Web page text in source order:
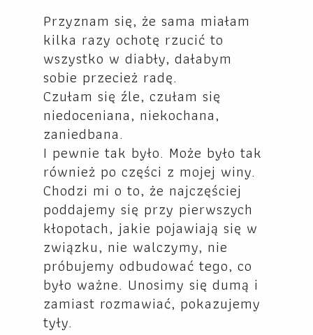
Przyznam się, że sama miałam
kilka razy ochotę rzucić to
wszystko w diabły, dałabym
sobie przecież radę.
Czułam się źle, czułam się
niedoceniana, niekochana,
zaniedbana.
I pewnie tak było. Może było tak
również po części z mojej winy.
Chodzi mi o to, że najczęściej
poddajemy się przy pierwszych
kłopotach, jakie pojawiają się w
związku, nie walczymy, nie
próbujemy odbudować tego, co
było ważne. Unosimy się dumą i
zamiast rozmawiać, pokazujemy
tyły.